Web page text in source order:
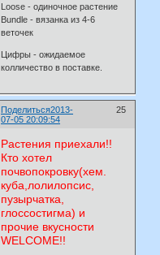
Loose - одиночное растение
Bundle - вязанка из 4-6
веточек
Цифры - ожидаемое
колличество в поставке.
Поделиться 25
2013-
07-05 20:09:54
Растения приехали!!
Кто хотел
почвопокровку(хем.
куба,лолилопсис,
пузырчатка,
глоссостигма) и
прочие вкусности
WELCOME!!